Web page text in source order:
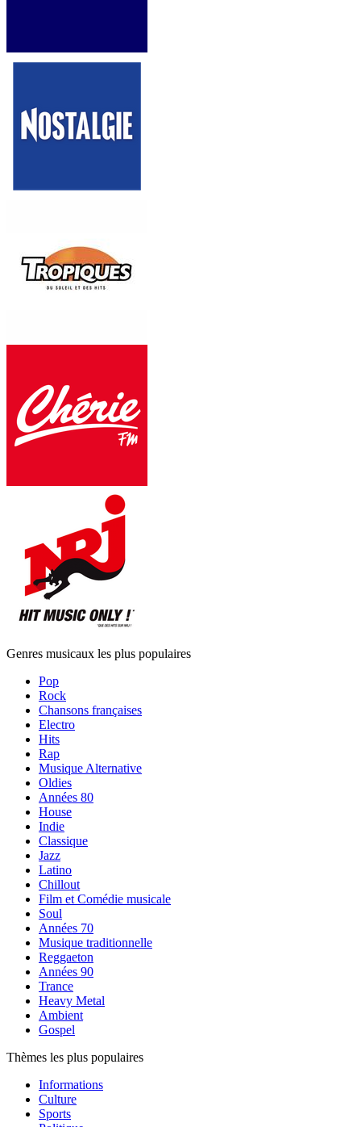
Genres musicaux les plus populaires
Pop
Rock
Chansons françaises
Electro
Hits
Rap
Musique Alternative
Oldies
Années 80
House
Indie
Classique
Jazz
Latino
Chillout
Film et Comédie musicale
Soul
Années 70
Musique traditionnelle
Reggaeton
Années 90
Trance
Heavy Metal
Ambient
Gospel
Thèmes les plus populaires
Informations
Culture
Sports